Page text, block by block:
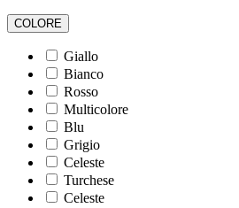
COLORE
Giallo
Bianco
Rosso
Multicolore
Blu
Grigio
Celeste
Turchese
Celeste